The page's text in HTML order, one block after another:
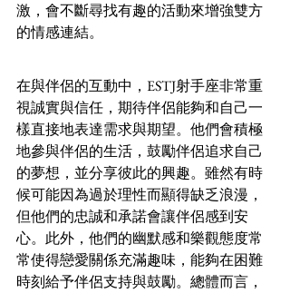
激，會不斷尋找有趣的活動來增強雙方
的情感連結。
在與伴侶的互動中，ESTJ射手座非常重
視誠實與信任，期待伴侶能夠和自己一
樣直接地表達需求與期望。他們會積極
地參與伴侶的生活，鼓勵伴侶追求自己
的夢想，並分享彼此的興趣。雖然有時
候可能因為過於理性而顯得缺乏浪漫，
但他們的忠誠和承諾會讓伴侶感到安
心。此外，他們的幽默感和樂觀態度常
常使得戀愛關係充滿趣味，能夠在困難
時刻給予伴侶支持與鼓勵。總體而言，